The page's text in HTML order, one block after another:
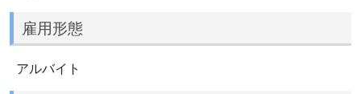
雇用形態
アルバイト